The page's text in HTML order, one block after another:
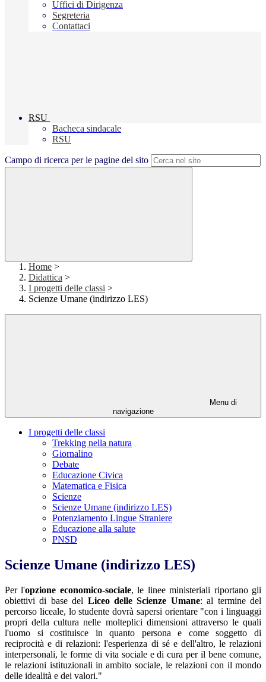
Uffici di Dirigenza
Segreteria
Contattaci
RSU
Bacheca sindacale
RSU
Campo di ricerca per le pagine del sito
Home >
Didattica >
I progetti delle classi >
Scienze Umane (indirizzo LES)
Menu di
navigazione
I progetti delle classi
Trekking nella natura
Giornalino
Debate
Educazione Civica
Matematica e Fisica
Scienze
Scienze Umane (indirizzo LES)
Potenziamento Lingue Straniere
Educazione alla salute
PNSD
Scienze Umane (indirizzo LES)
Per l'opzione economico-sociale, le linee ministeriali riportano gli
obiettivi di base del Liceo delle Scienze Umane: al termine del
percorso liceale, lo studente dovrà sapersi orientare "con i linguaggi
propri della cultura nelle molteplici dimensioni attraverso le quali
l'uomo si costituisce in quanto persona e come soggetto di
reciprocità e di relazioni: l'esperienza di sé e dell'altro, le relazioni
interpersonali, le forme di vita sociale e di cura per il bene comune,
le relazioni istituzionali in ambito sociale, le relazioni con il mondo
delle idealità e dei valori."